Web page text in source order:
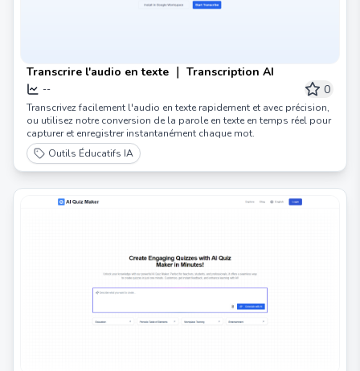
Transcrire l'audio en texte ｜ Transcription AI
-- 0
Transcrivez facilement l'audio en texte rapidement et avec précision,
ou utilisez notre conversion de la parole en texte en temps réel pour
capturer et enregistrer instantanément chaque mot.
Outils Éducatifs IA